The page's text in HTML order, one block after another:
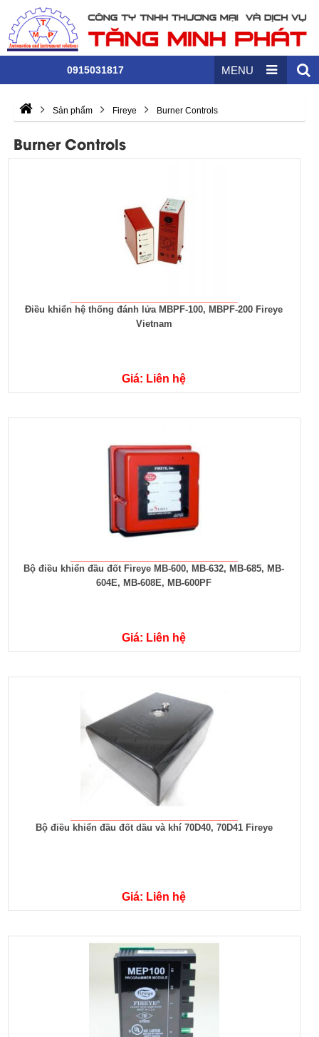
0915031817 MENU
Sản phẩm Fireye Burner Controls
Burner Controls
Điều khiển hệ thống đánh lửa MBPF-100, MBPF-200 Fireye
Vietnam
Giá: Liên hệ
Bộ điều khiển đầu đốt Fireye MB-600, MB-632, MB-685, MB-
604E, MB-608E, MB-600PF
Giá: Liên hệ
Bộ điều khiển đầu đốt dầu và khí 70D40, 70D41 Fireye
Giá: Liên hệ